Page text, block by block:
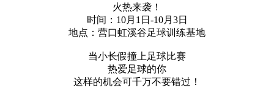
火热来袭！
时间：10月1日-10月3日
地点：营口虹溪谷足球训练基地
当小长假撞上足球比赛
热爱足球的你
这样的机会可千万不要错过！